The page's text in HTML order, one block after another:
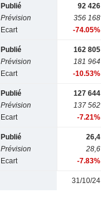
Publié
Prévision
Ecart
92 426
356 168
-74.05%
Publié
Prévision
Ecart
162 805
181 964
-10.53%
Publié
Prévision
Ecart
127 644
137 562
-7.21%
Publié
Prévision
Ecart
26,4
28,6
-7.83%
31/10/24